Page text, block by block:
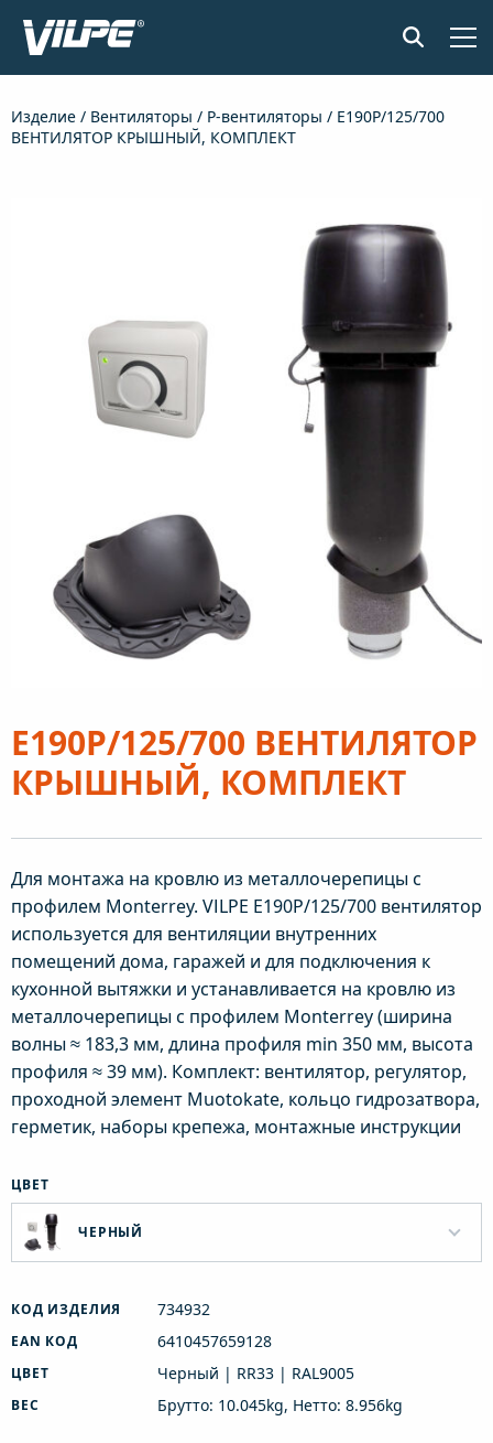
О КОМПАНИИ
СВЯЖИТЕСЬ С НАМИ
Изделие / Вентиляторы / P-вентиляторы / Е190Р/125/700
ВЕНТИЛЯТОР КРЫШНЫЙ, КОМПЛЕКТ
Е190Р/125/700 ВЕНТИЛЯТОР
КРЫШНЫЙ, КОМПЛЕКТ
Для монтажа на кровлю из металлочерепицы с
профилем Monterrey. VILPE E190P/125/700 вентилятор
используется для вентиляции внутренних
помещений дома, гаражей и для подключения к
кухонной вытяжки и устанавливается на кровлю из
металлочерепицы с профилем Monterrey (ширина
волны ≈ 183,3 мм, длина профиля min 350 мм, высота
профиля ≈ 39 мм). Комплект: вентилятор, регулятор,
проходной элемент Muotokate, кольцо гидрозатвора,
герметик, наборы крепежа, монтажные инструкции
ЦВЕТ
ЧЕРНЫЙ
КОД ИЗДЕЛИЯ 734932
EAN КОД 6410457659128
ЦВЕТ Черный | RR33 | RAL9005
ВЕС Брутто: 10.045kg, Нетто: 8.956kg